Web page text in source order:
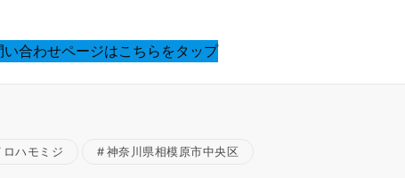
い合わせページはこちらをタップ
ロハモミジ 神奈川県相模原市中央区